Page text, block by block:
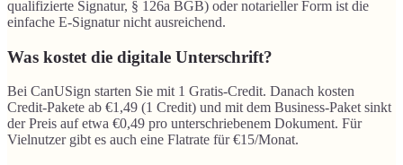
qualifizierte Signatur, § 126a BGB) oder notarieller Form ist die
einfache E-Signatur nicht ausreichend.
Was kostet die digitale Unterschrift?
Bei CanUSign starten Sie mit 1 Gratis-Credit. Danach kosten
Credit-Pakete ab €1,49 (1 Credit) und mit dem Business-Paket sinkt
der Preis auf etwa €0,49 pro unterschriebenem Dokument. Für
Vielnutzer gibt es auch eine Flatrate für €15/Monat.